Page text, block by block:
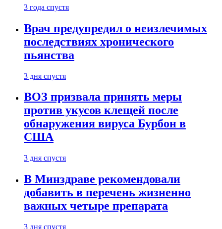
3 года спустя
Врач предупредил о неизлечимых
последствиях хронического
пьянства
3 дня спустя
ВОЗ призвала принять меры
против укусов клещей после
обнаружения вируса Бурбон в
США
3 дня спустя
В Минздраве рекомендовали
добавить в перечень жизненно
важных четыре препарата
3 дня спустя